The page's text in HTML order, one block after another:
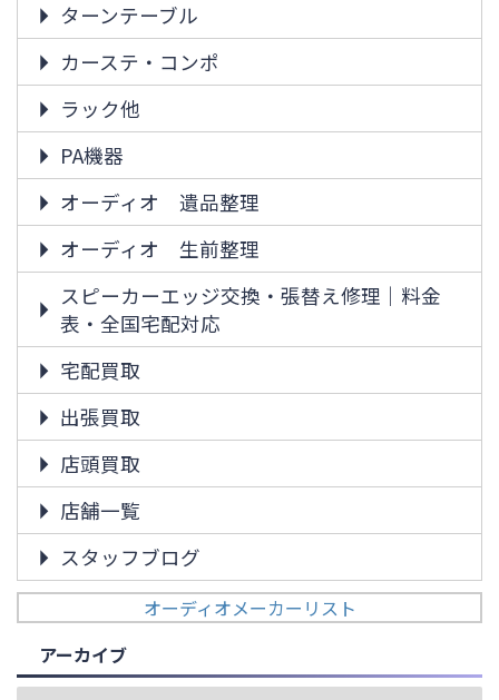
ターンテーブル
カーステ・コンポ
ラック他
PA機器
オーディオ 遺品整理
オーディオ 生前整理
スピーカーエッジ交換・張替え修理｜料金
表・全国宅配対応
宅配買取
出張買取
店頭買取
店舗一覧
スタッフブログ
オーディオメーカーリスト
アーカイブ